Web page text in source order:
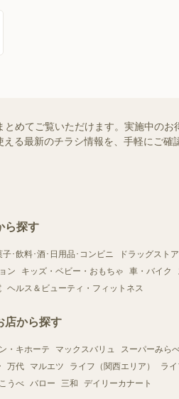
めてご覧いただけます。実施中のお
る最新のチラシ情報を、手軽にご確
ら探す
子･飲料･酒･日用品･コンビニ ドラッグストア
ン キッズ・ベビー・おもちゃ 車・バイク
ヘルス＆ビューティ・フィットネス
店から探す
・キホーテ マックスバリュ スーパーみら
万代 マルエツ ライフ（関西エリア）
ライ
うべ バロー 三和 デイリーカナート